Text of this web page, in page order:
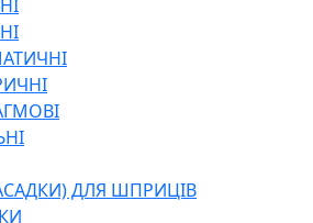
ДЛЯ ШПРИЦІВ